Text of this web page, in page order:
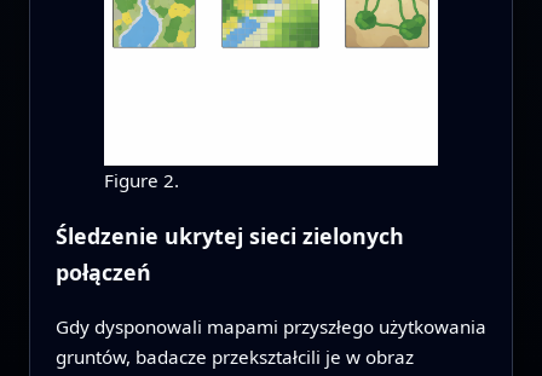
Figure 2.
Śledzenie ukrytej sieci zielonych
połączeń
Gdy dysponowali mapami przyszłego użytkowania
gruntów, badacze przekształcili je w obraz